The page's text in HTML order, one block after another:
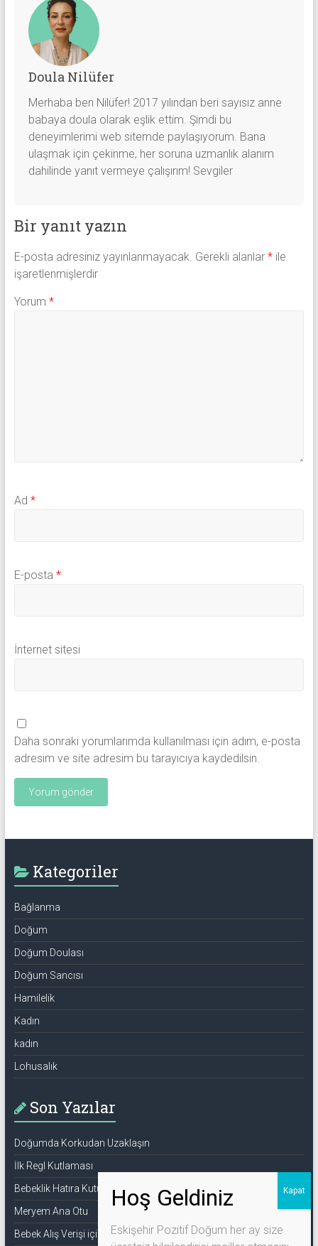
Doula Nilüfer
Merhaba ben Nilüfer! 2017 yılından beri sayısız anne
babaya doula olarak eşlik ettim. Şimdi bu
deneyimlerimi web sitemde paylaşıyorum. Bana
ulaşmak için çekinme, her soruna uzmanlık alanım
dahilinde yanıt vermeye çalışırım! Sevgiler
Bir yanıt yazın
E-posta adresiniz yayınlanmayacak. Gerekli alanlar *ile
işaretlenmişlerdir
Yorum *
Ad *
E-posta *
İnternet sitesi
Daha sonraki yorumlarımda kullanılması için adım, e-posta
adresim ve site adresim bu tarayıcıya kaydedilsin.
Kategoriler
Bağlanma
Doğum
Doğum Doulası
Doğum Sancısı
Hamilelik
Kadın
kadın
Lohusalık
Son Yazılar
Doğumda Korkudan Uzaklaşın
İlk Regl Kutlaması
Bebeklik Hatıra Kutusu
Meryem Ana Otu
Bebek Alış Verişi için Bilmeniz GerekenlerEskişehir Pozitif Doğum her ay size